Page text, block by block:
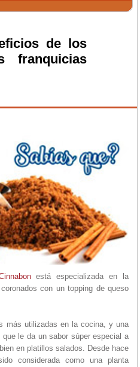
de los
franquicias
está especializada en la
con un topping de queso
más utilizadas en la cocina, y una
le da un sabor súper especial a
en platillos salados. Desde hace
considerada como una planta